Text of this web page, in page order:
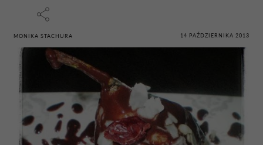
MONIKA STACHURA 14 PAŹDZIERNIKA 2013